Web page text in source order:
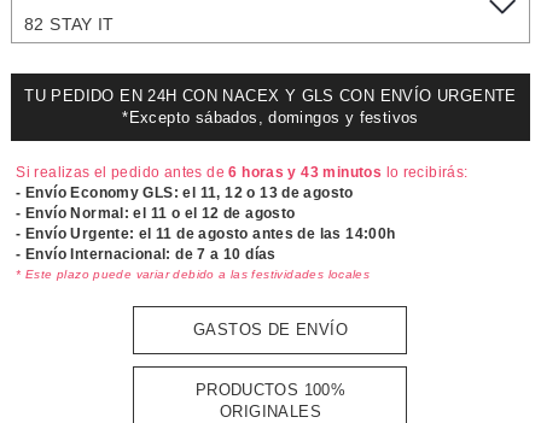
82 STAY IT
TU PEDIDO EN 24H CON NACEX Y GLS CON ENVÍO URGENTE
*Excepto sábados, domingos y festivos
Si realizas el pedido antes de6 horas y 43 minutos lo recibirás:
- Envío Economy GLS: el 11, 12 o 13 de agosto
- Envío Normal: el 11 o el 12 de agosto
- Envío Urgente: el11 de agosto antes de las 14:00h
- Envío Internacional: de 7 a 10 días
* Este plazo puede variar debido a las festividades locales
GASTOS DE ENVÍO
PRODUCTOS 100%
ORIGINALES